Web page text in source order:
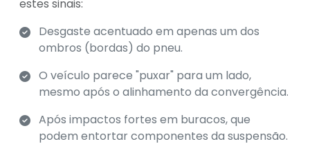
estes sinais:
Desgaste acentuado em apenas um dos
ombros (bordas) do pneu.
O veículo parece "puxar" para um lado,
mesmo após o alinhamento da convergência.
Após impactos fortes em buracos, que
podem entortar componentes da suspensão.